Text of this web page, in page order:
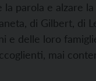
parola e alzare
di Gilbert, di
e delle loro
mai